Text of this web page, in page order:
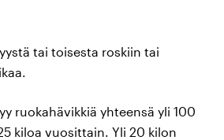
tai toisesta roskiin tai
ruokahävikkiä yhteensä yli 100
kiloa vuosittain. Yli 20 kilon